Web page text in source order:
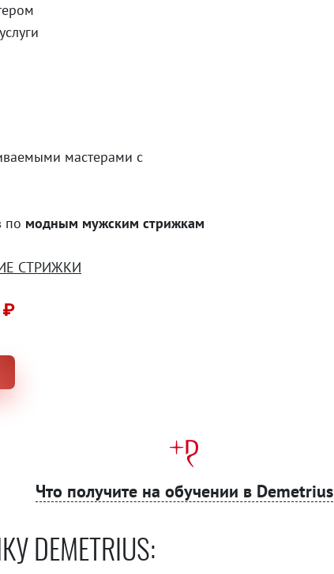
мастерами с
по модным мужским стрижкам
СТРИЖКИ
₽
Что получите на обучении в Demetrius
DEMETRIUS: